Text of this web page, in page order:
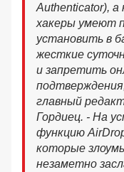
Authenticator),
хакеры умеют
установить в
жесткие
и запретить
главный
Гордиец. - На
функцию
которые
незаметно